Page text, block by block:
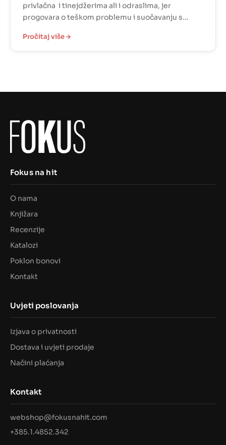
privlačna i tinejdžerima ali i odraslima, jer
progovara o teškom problemu i suočavanju s
pokazuje koliko je važno progovarati o mentalnom
zdravlju te kakav utjecaj na čovjeka može imati
Pročitaj više
Fokus na hit
O nama
Knjižara
Recenzije
Katalozi
Poklon bonovi
Kontakt
Uvjeti poslovanja
Izjava o privatnosti
Dostava i uvjeti prodaje
Načini plaćanja
Kontakt
webshop@fokusnahit.com
+385.1.4852.342